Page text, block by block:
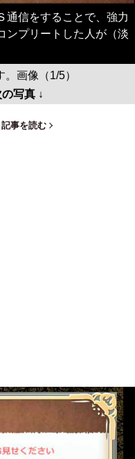
信をすることで、強力
ンプリートした人が（淡
画像（1/5）
写真 ↓
記事を読む